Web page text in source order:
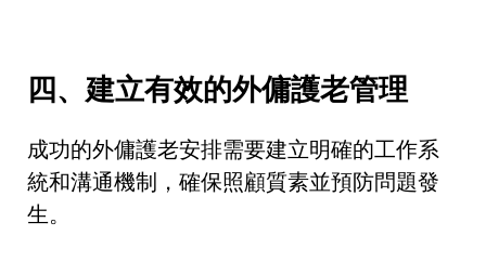
四、建立有效的外傭護老管理
成功的外傭護老安排需要建立明確的工作系
統和溝通機制，確保照顧質素並預防問題發
生。